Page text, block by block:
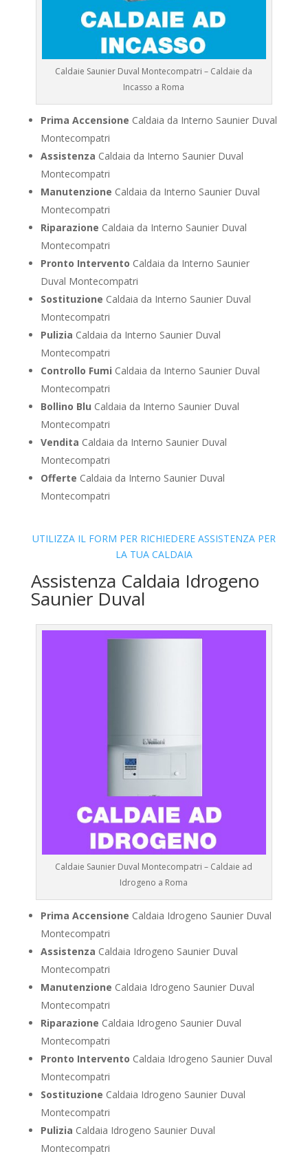
Caldaie Saunier Duval Montecompatri – Caldaie da
Incasso a Roma
Prima Accensione Caldaia da Interno Saunier Duval
Montecompatri
Assistenza Caldaia da Interno Saunier Duval
Montecompatri
Manutenzione Caldaia da Interno Saunier Duval
Montecompatri
Riparazione Caldaia da Interno Saunier Duval
Montecompatri
Pronto Intervento Caldaia da Interno Saunier
Duval Montecompatri
Sostituzione Caldaia da Interno Saunier Duval
Montecompatri
Pulizia Caldaia da Interno Saunier Duval
Montecompatri
Controllo Fumi Caldaia da Interno Saunier Duval
Montecompatri
Bollino Blu Caldaia da Interno Saunier Duval
Montecompatri
Vendita Caldaia da Interno Saunier Duval
Montecompatri
Offerte Caldaia da Interno Saunier Duval
Montecompatri
UTILIZZA IL FORM PER RICHIEDERE ASSISTENZA PER
LA TUA CALDAIA
Assistenza Caldaia Idrogeno
Saunier Duval
Caldaie Saunier Duval Montecompatri – Caldaie ad
Idrogeno a Roma
Prima Accensione Caldaia Idrogeno Saunier Duval
Montecompatri
Assistenza Caldaia Idrogeno Saunier Duval
Montecompatri
Manutenzione Caldaia Idrogeno Saunier Duval
Montecompatri
Riparazione Caldaia Idrogeno Saunier Duval
Montecompatri
Pronto Intervento Caldaia Idrogeno Saunier Duval
Montecompatri
Sostituzione Caldaia Idrogeno Saunier Duval
Montecompatri
Pulizia Caldaia Idrogeno Saunier Duval
Montecompatri